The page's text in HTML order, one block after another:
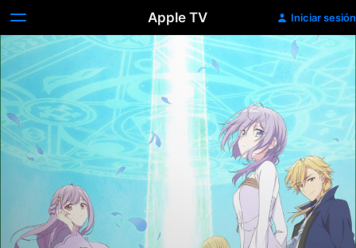
Apple TV Iniciar sesión